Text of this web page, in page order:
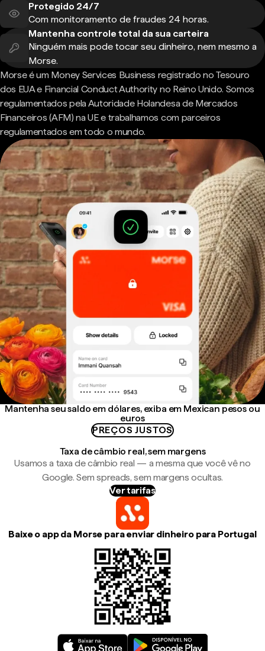
Protegido 24/7
Com monitoramento de fraudes 24 horas.
Mantenha controle total da sua carteira
Ninguém mais pode tocar seu dinheiro, nem mesmo a
Morse.
Morse é um Money Services Business registrado no Tesouro
dos EUA e Financial Conduct Authority no Reino Unido. Somos
regulamentados pela Autoridade Holandesa de Mercados
Financeiros (AFM) na UE e trabalhamos com parceiros
regulamentados em todo o mundo.
Mantenha seu saldo em dólares, exiba em Mexican pesos ou
euros
PREÇOS JUSTOS
Taxa de câmbio real, sem margens
Usamos a taxa de câmbio real — a mesma que você vê no
Google. Sem spreads, sem margens ocultas.
Ver tarifas
Baixe o app da Morse para enviar dinheiro para Portugal